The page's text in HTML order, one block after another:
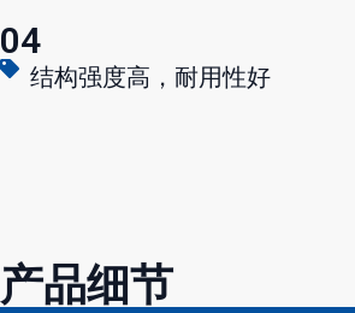
04
结构强度高，耐用性好
产品细节